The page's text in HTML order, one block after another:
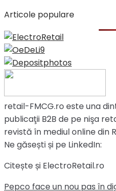
Articole populare
retail-FMCG.ro este una
publicaţii B2B de pe nişa
revistă în mediul online din
Ne găsești și pe LinkedIn:
Citește și ElectroRetail.ro
Pepco face un nou pas în